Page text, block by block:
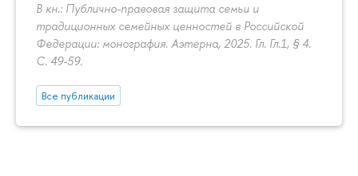
В кн.: Публично-правовая защита семьи и
традиционных семейных ценностей в Российской
Федерации: монография. Аэтерна, 2025. Гл. Гл.1, § 4.
С. 49-59.
Все публикации